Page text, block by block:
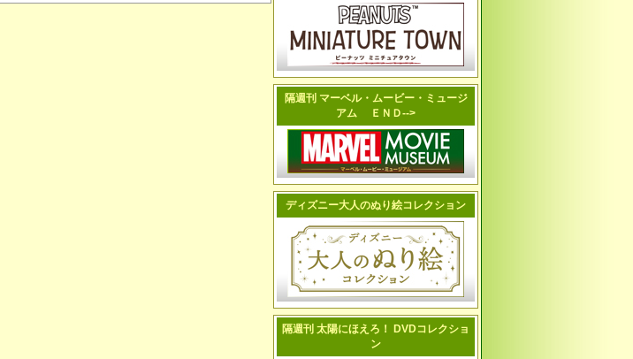
隔週刊 マーベル・ムービー・ミュージ
アム ＥＮＤ-->
ディズニー大人のぬり絵コレクション
隔週刊 太陽にほえろ！ DVDコレクショ
ン